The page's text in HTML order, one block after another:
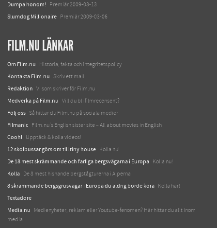
Dumpa honom! Premiär 2009-03-13
Slumdog Millionaire Premiär 2009-03-06
FILM.NU LÄNKAR
Om Film.nu Historia, fakta och integritetspolicy
Kontakta Film.nu Skriv ett mail
Redaktion Vi som skriver för Film.nu
Medverka på Film.nu Vill du bli filmrecensent?
Följ oss Så hittar du Film.nu på sociala medier
Filmanic Film.nu's English sister site – All about movies in English
Coohl Upptäck & kolla videos!
12 skolbussar görs om till tiny house Kolla nu!
De 18 mest skrämmande och farliga bergsvägarna i Europa Kolla nu!
Kolla De 8 mest hisnande bergstågturerna i Alperna
8 skrämmande bergsgrusvägar i Europa du aldrig borde köra Kolla här!
Textadore
Media.nu
Medienyheter, reklam eller Youtube-fenomen? Här hittar du allt inom
media